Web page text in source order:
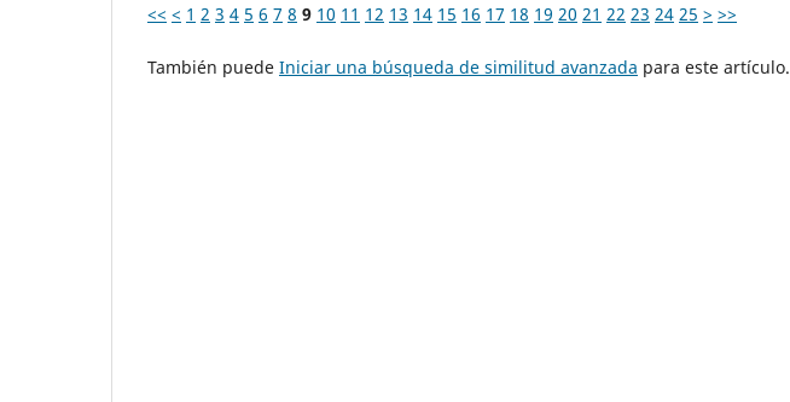
<< < 1 2 3 4 5 6 7 8 9 10 11 12 13 14 15 16 17 18 19 20 21 22 23 24 25 > >>
También puede Iniciar una búsqueda de similitud avanzada para este artículo.